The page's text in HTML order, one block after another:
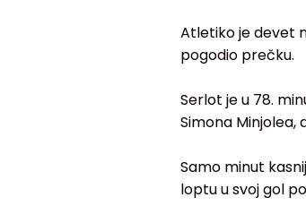
Atletiko je devet
pogodio prečku.
Serlot je u 78.
Simona Minjolea,
Samo minut
loptu u svoj gol